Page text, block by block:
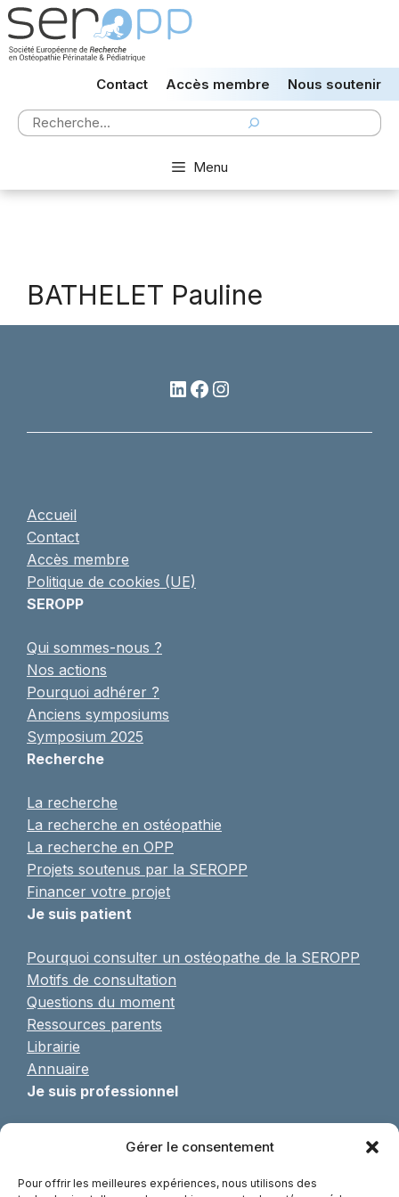
Gérer le consentement
Pour offrir les meilleures expériences, nous utilisons des
Aller
au
contenu
Contact Accès membre Nous soutenir
Rechercher
Menu
BATHELET Pauline
LinkedIn
Facebook
Instagram
Accueil
Contact
Accès membre
Politique de cookies (UE)
SEROPP
Qui sommes-nous ?
Nos actions
Pourquoi adhérer ?
Anciens symposiums
Symposium 2025
Recherche
La recherche
La recherche en ostéopathie
La recherche en OPP
Projets soutenus par la SEROPP
Financer votre projet
Je suis patient
Pourquoi consulter un ostéopathe de la SEROPP
Motifs de consultation
Questions du moment
Ressources parents
Librairie
Annuaire
Je suis professionnel
Formulaire d’adhésion
Formations continues